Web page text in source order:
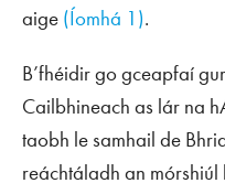
aige (Íomhá 1).
B’fhéidir go gceapfaí
Cailbhineach as lár na
taobh le samhail de
reáchtáladh an